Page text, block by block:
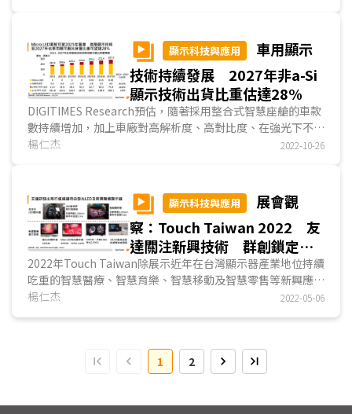
顯示科技與應用
車用顯示
技術持續發展 2027年非a-Si
顯示技術出貨比重估達28%
DIGITIMES Research預估，隨著採用整合式智慧座艙的車款
數持續增加，加上車廠對高解析度、高對比度、在強光下不影
響駕駛人判讀儀表板功能的要求，2022年全球非a-Si ...
楊仁杰 2022-10-26
顯示科技與應用
展會觀
察：Touch Taiwan 2022 友
達關注新興技術 群創鎖定元
宇宙 元太彩色電子紙再改良
2022年Touch Taiwan除展示近年在台灣顯示器產業地位持續
吃重的智慧醫療、智慧育樂、智慧移動及智慧零售等新興應
用，以及Mini LED和Micro LED等技術外，友達特別...
楊仁杰 2022-05-06
1 2